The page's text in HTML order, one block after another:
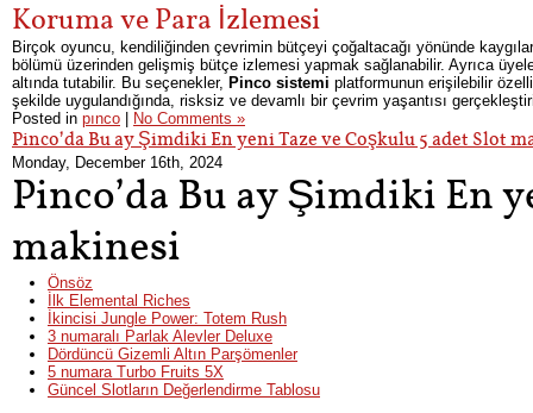
Koruma ve Para İzlemesi
Birçok oyuncu, kendiliğinden çevrimin bütçeyi çoğaltacağı yönünde
bölümü üzerinden gelişmiş bütçe izlemesi yapmak sağlanabilir. Ayrıca
altında tutabilir. Bu seçenekler, Pinco sistemi platformunun erişilebilir
şekilde uygulandığında, risksiz ve devamlı bir çevrim yaşantısı
Posted in pınco No Comments »
Pinco’da Bu ay Şimdiki En yeni Taze ve Coşkulu 5 adet Slot
Monday, December 16th, 2024
Pinco’da Bu ay Şimdiki En
makinesi
Önsöz
İlk Elemental Riches
İkincisi Jungle Power: Totem Rush
3 numaralı Parlak Alevler Deluxe
Dördüncü Gizemli Altın Parşömenler
5 numara Turbo Fruits 5X
Güncel Slotların Değerlendirme Tablosu